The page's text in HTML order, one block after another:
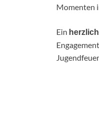
Momenten
Ein